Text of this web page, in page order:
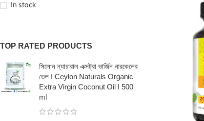
In stock
TOP RATED PRODUCTS
সিলোন ন্যাচারাল এক্সট্রা ভার্জিন নারকেলের
তেল I Ceylon Naturals Organic
Extra Virgin Coconut Oil I 500
ml